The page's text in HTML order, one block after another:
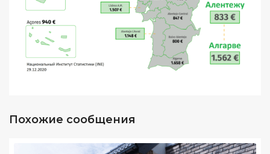
Похожие сообщения